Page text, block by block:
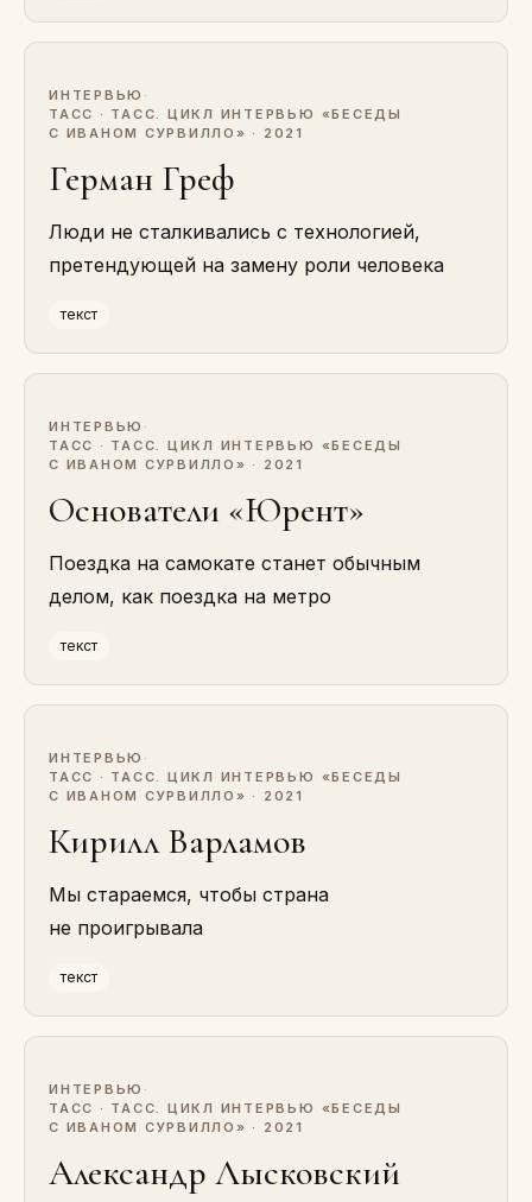
ИНТЕРВЬЮ ·
ТАСС · ТАСС. ЦИКЛ ИНТЕРВЬЮ «БЕСЕДЫ
С ИВАНОМ СУРВИЛЛО» · 2021
Герман Греф
Люди не сталкивались с технологией,
претендующей на замену роли человека
текст
ИНТЕРВЬЮ ·
ТАСС · ТАСС. ЦИКЛ ИНТЕРВЬЮ «БЕСЕДЫ
С ИВАНОМ СУРВИЛЛО» · 2021
Основатели «Юрент»
Поездка на самокате станет обычным
делом, как поездка на метро
текст
ИНТЕРВЬЮ ·
ТАСС · ТАСС. ЦИКЛ ИНТЕРВЬЮ «БЕСЕДЫ
С ИВАНОМ СУРВИЛЛО» · 2021
Кирилл Варламов
Мы стараемся, чтобы страна
не проигрывала
текст
ИНТЕРВЬЮ ·
ТАСС · ТАСС. ЦИКЛ ИНТЕРВЬЮ «БЕСЕДЫ
С ИВАНОМ СУРВИЛЛО» · 2021
Александр Лысковский